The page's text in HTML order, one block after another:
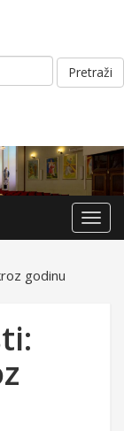
Pretraži:
godinu